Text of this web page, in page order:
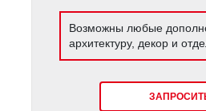
Возможны любые
архитектуру, декор и